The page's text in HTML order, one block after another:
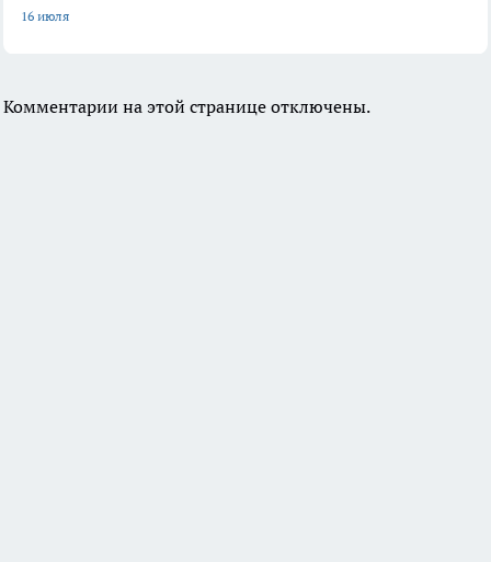
16 июля
Комментарии на этой странице отключены.